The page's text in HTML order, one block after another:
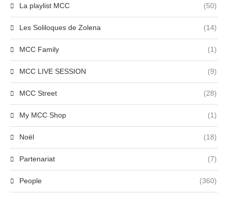
La playlist MCC (50)
Les Soliloques de Zolena (14)
MCC Family (1)
MCC LIVE SESSION (9)
MCC Street (28)
My MCC Shop (1)
Noël (18)
Partenariat (7)
People (360)